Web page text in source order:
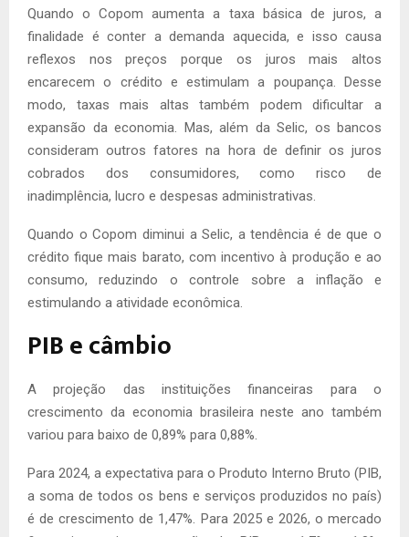
Quando o Copom aumenta a taxa básica de juros, a
finalidade é conter a demanda aquecida, e isso causa
reflexos nos preços porque os juros mais altos
encarecem o crédito e estimulam a poupança. Desse
modo, taxas mais altas também podem dificultar a
expansão da economia. Mas, além da Selic, os bancos
consideram outros fatores na hora de definir os juros
cobrados dos consumidores, como risco de
inadimplência, lucro e despesas administrativas.
Quando o Copom diminui a Selic, a tendência é de que o
crédito fique mais barato, com incentivo à produção e ao
consumo, reduzindo o controle sobre a inflação e
estimulando a atividade econômica.
PIB e câmbio
A projeção das instituições financeiras para o
crescimento da economia brasileira neste ano também
variou para baixo de 0,89% para 0,88%.
Para 2024, a expectativa para o Produto Interno Bruto (PIB,
a soma de todos os bens e serviços produzidos no país)
é de crescimento de 1,47%. Para 2025 e 2026, o mercado